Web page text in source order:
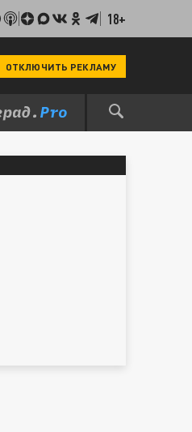
18+
ОТКЛЮЧИТЬ РЕКЛАМУ